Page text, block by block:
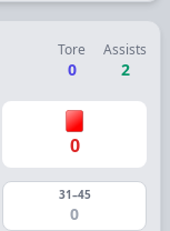
Tore
0
Assists
2
0
31–45
0